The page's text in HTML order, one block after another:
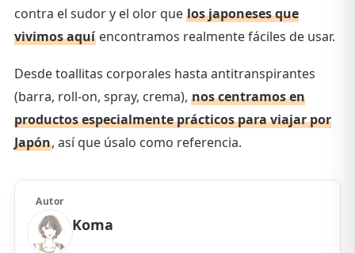
contra el sudor y el olor que los japoneses que
vivimos aquí encontramos realmente fáciles de usar.
Desde toallitas corporales hasta antitranspirantes
(barra, roll-on, spray, crema), nos centramos en
productos especialmente prácticos para viajar por
Japón, así que úsalo como referencia.
Autor
Koma